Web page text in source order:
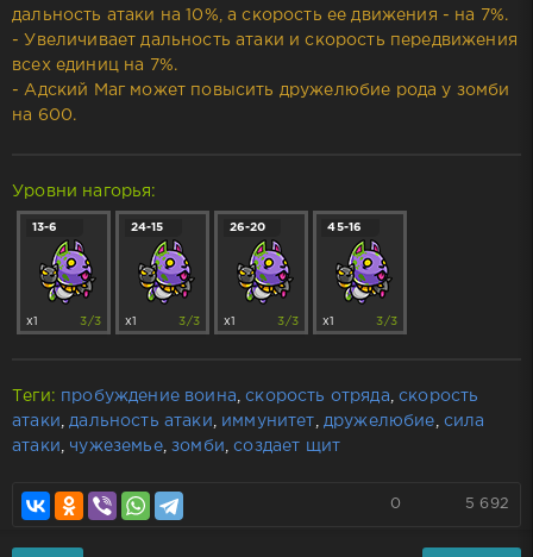
дальность атаки на 10%, а скорость ее движения - на 7%.
- Увеличивает дальность атаки и скорость передвижения
всех единиц на 7%.
- Адский Маг может повысить дружелюбие рода у зомби
на 600.
Уровни нагорья:
13-6
x1 3/3
24-15
x1 3/3
26-20
x1 3/3
45-16
x1 3/3
Теги: пробуждение воина ,скорость отряда ,скорость
атаки
дальность атаки иммунитет дружелюбие
сила
атаки
чужеземье,зомби ,создает щит
0 5 692